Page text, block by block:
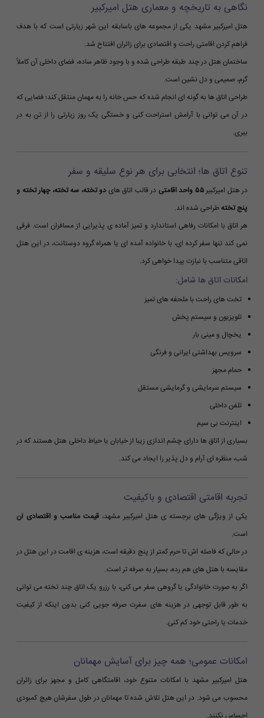
نگاهی به تاریخچه و معماری هتل امیرکبیر
هتل امیرکبیر مشهد یکی از مجموعه های باسابقه این شهر زیارتی است که با هدف
فراهم کردن اقامتی راحت و اقتصادی برای زائران افتتاح شد.
ساختمان هتل در چند طبقه طراحی شده و با وجود ظاهر ساده، فضای داخلی آن کاملاً
گرم، صمیمی و دل نشین است.
طراحی اتاق ها به گونه ای انجام شده که حس خانه را به مهمان منتقل کند؛ فضایی که
در آن می توانی با آرامش استراحت کنی و خستگی یک روز زیارتی را از تن به در
ببری.
تنوع اتاق ها؛ انتخابی برای هر نوع سلیقه و سفر
در هتل امیرکبیر۵۵ واحد اقامتی در قالب اتاق های دو تخته، سه تخته، چهار تخته و
پنج تختهطراحی شده اند.
هر اتاق با امکانات رفاهی استاندارد و تمیز آماده ی پذیرایی از مسافران است. فرقی
نمی کند تنها سفر کرده ای، با خانواده آمده ای یا همراه گروه دوستانت، در این هتل
اتاقی متناسب با نیازت پیدا خواهی کرد.
امکانات اتاق ها شامل:
تخت های راحت با ملحفه های تمیز
تلویزیون و سیستم پخش
یخچال و مینی بار
سرویس بهداشتی ایرانی و فرنگی
حمام مجهز
سیستم سرمایشی و گرمایشی مستقل
تلفن داخلی
اینترنت بی سیم
بسیاری از اتاق ها دارای چشم اندازی زیبا از خیابان یا حیاط داخلی هتل هستند که در
شب، منظره ای آرام و دل پذیر را ایجاد می کند.
تجربه اقامتی اقتصادی و باکیفیت
یکی از ویژگی های برجسته ی هتل امیرکبیر مشهد، قیمت مناسب و اقتصادی آن
است.
در حالی که فاصله اش تا حرم کمتر از پنج دقیقه است، هزینه ی اقامت در این هتل در
مقایسه با هتل های هم رده، بسیار به صرفه تر است.
اگر به صورت خانوادگی یا گروهی سفر می کنی، با رزرو یک اتاق چند تخته می توانی
به طور قابل توجهی در هزینه های سفرت صرفه جویی کنی بدون اینکه از کیفیت
خدمات یا راحتی خود کم کنی.
امکانات عمومی؛ همه چیز برای آسایش مهمانان
هتل امیرکبیر مشهد با امکانات متنوع خود، اقامتگاهی کامل و مجهز برای زائران
محسوب می شود. در این هتل تلاش شده تا مهمانان در طول سفرشان هیچ کمبودی